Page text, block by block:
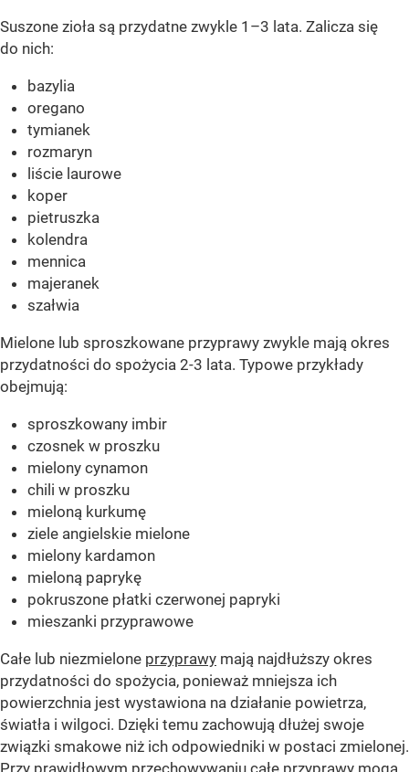
Suszone zioła są przydatne zwykle 1–3 lata. Zalicza się
do nich:
bazylia
oregano
tymianek
rozmaryn
liście laurowe
koper
pietruszka
kolendra
mennica
majeranek
szałwia
Mielone lub sproszkowane przyprawy zwykle mają okres
przydatności do spożycia 2-3 lata. Typowe przykłady
obejmują:
sproszkowany imbir
czosnek w proszku
mielony cynamon
chili w proszku
mieloną kurkumę
ziele angielskie mielone
mielony kardamon
mieloną paprykę
pokruszone płatki czerwonej papryki
mieszanki przyprawowe
Całe lub niezmielone przyprawy mają najdłuższy okres
przydatności do spożycia, ponieważ mniejsza ich
powierzchnia jest wystawiona na działanie powietrza,
światła i wilgoci. Dzięki temu zachowują dłużej swoje
związki smakowe niż ich odpowiedniki w postaci zmielonej.